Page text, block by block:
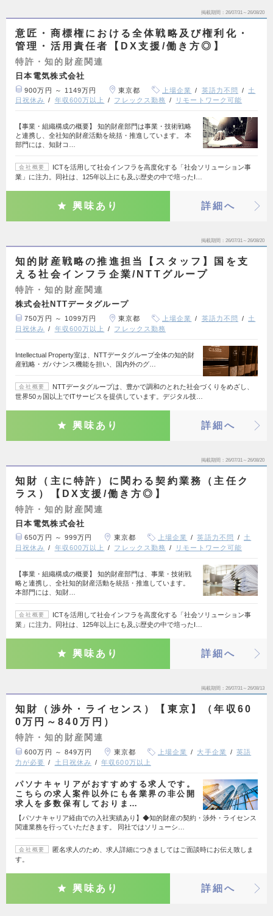
掲載期間 26/07/31～26/08/20
意匠・商標権における全体戦略及び権利化・
管理・活用責任者【DX支援/働き方◎】
特許・知的財産関連
日本電気株式会社
900万円 ～ 1149万円 東京都 上場企業 英語力不問
土
日祝休み
年収600万以上 フレックス勤務 リモートワーク可能
【事業・組織構成の概要】 知的財産部門は事業・技術戦略
と連携し、全社知的財産活動を統括・推進しています。 本
部門には、知財コ…
会社概要
ICTを活用して社会インフラを高度化する「社会ソリューション事
業」に注力。同社は、125年以上にも及ぶ歴史の中で培ったI…
興味あり 詳細へ
掲載期間 26/07/31～26/08/20
知的財産戦略の推進担当【スタッフ】国を支
える社会インフラ企業/NTTグループ
特許・知的財産関連
株式会社NTTデータグループ
750万円 ～ 1099万円 東京都 上場企業 英語力不問
土
日祝休み
年収600万以上 フレックス勤務
Intellectual Property室は、NTTデータグループ全体の知的財
産戦略・ガバナンス機能を担い、国内外のグ…
会社概要
NTTデータグループは、豊かで調和のとれた社会づくりをめざし、
世界50ヵ国以上でITサービスを提供しています。デジタル技…
興味あり 詳細へ
掲載期間 26/07/31～26/08/20
知財（主に特許）に関わる契約業務（主任ク
ラス）【DX支援/働き方◎】
特許・知的財産関連
日本電気株式会社
650万円 ～ 999万円 東京都 上場企業 英語力不問
土
日祝休み
年収600万以上 フレックス勤務 リモートワーク可能
【事業・組織構成の概要】 知的財産部門は、事業・技術戦
略と連携し、全社知的財産活動を統括・推進しています。
本部門には、知財…
会社概要
ICTを活用して社会インフラを高度化する「社会ソリューション事
業」に注力。同社は、125年以上にも及ぶ歴史の中で培ったI…
興味あり 詳細へ
掲載期間 26/07/31～26/08/13
知財（渉外・ライセンス）【東京】（年収60
0万円～840万円）
特許・知的財産関連
600万円 ～ 849万円 東京都 上場企業 大手企業
英語
力が必要
土日祝休み 年収600万以上
パソナキャリアがおすすめする求人です。
こちらの求人案件以外にも各業界の非公開
求人を多数保有しておりま…
【パソナキャリア経由での入社実績あり】◆知的財産の契約・渉外・ライセンス
関連業務を行っていただきます。 同社ではソリューシ…
会社概要
匿名求人のため、求人詳細につきましてはご面談時にお伝え致しま
す。
興味あり 詳細へ